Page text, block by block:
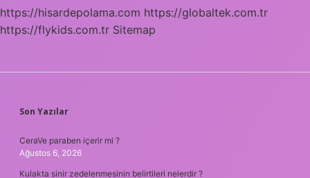
https://hisardepolama.com https://globaltek.com.tr
https://flykids.com.tr Sitemap
SIDEBAR
Son Yazılar
CeraVe paraben içerir mi ?
Ağustos 6, 2026
Kulakta sinir zedelenmesinin belirtileri nelerdir ?